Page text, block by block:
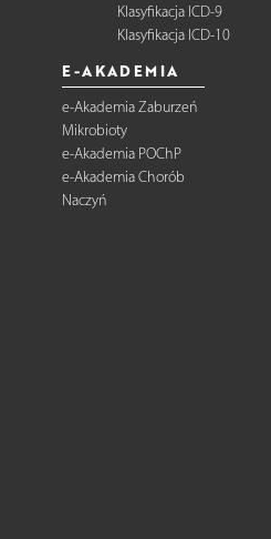
Klasyfikacja ICD-9
Klasyfikacja ICD-10
E-AKADEMIA
e-Akademia Zaburzeń
Mikrobioty
e-Akademia POChP
e-Akademia Chorób
Naczyń